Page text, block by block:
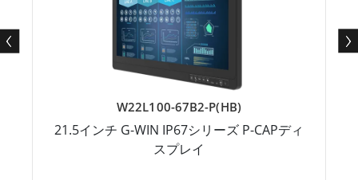
W22L100-67B2-P(HB)
21.5インチ G-WIN IP67シリーズ P-CAPディ
スプレイ